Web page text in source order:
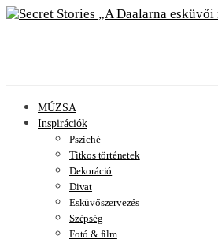
A Daalarna esküvői
MÚZSA
Inspirációk
Psziché
Titkos történetek
Dekoráció
Divat
Esküvőszervezés
Szépség
Fotó & film